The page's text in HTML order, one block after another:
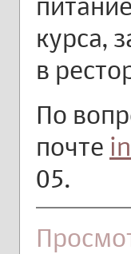
курса,
в
По
почте
05.